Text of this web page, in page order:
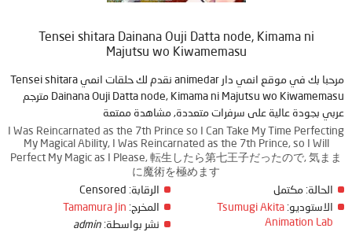
Tensei shitara Dainana Ouji Datta node, Kimama ni
Majutsu wo Kiwamemasu
مرحبا بك في موقع انمي دار animedar نقدم لك حلقات انمي Tensei shitara
Dainana Ouji Datta node, Kimama ni Majutsu wo Kiwamemasu مترجم
عربي بجودة عالية على سرفرات متعددة, مشاهدة ممتعة
I Was Reincarnated as the 7th Prince so I Can Take My Time Perfecting
My Magical Ability, I Was Reincarnated as the 7th Prince, so I Will
Perfect My Magic as I Please, 転生したら第七王子だったので, 気まま
に魔術を極めます
الحالة: مكتمل
الاستوديو: Tsumugi Akita
Animation Lab
الرقابة:
المخرج: Tamamura Jin
نشر بواسطة: admin